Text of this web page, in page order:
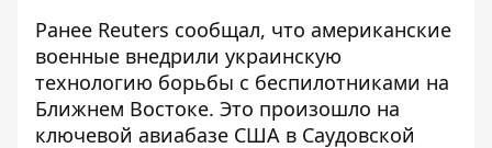
Ранее Reuters сообщал, что американские
военные внедрили украинскую
технологию борьбы с беспилотниками на
Ближнем Востоке. Это произошло на
ключевой авиабазе США в Саудовской